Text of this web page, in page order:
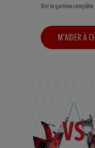
Voir la gamme complète.
M'AIDER À